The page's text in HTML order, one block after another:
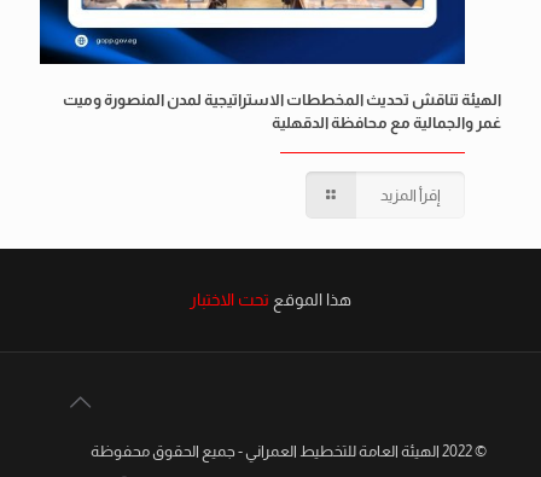
الهيئة تناقش تحديث المخططات الاستراتيجية لمدن المنصورة وميت
غمر والجمالية مع محافظة الدقهلية
إقرأ المزيد
هذا الموقع تحت الاختبار
© 2022 الهيئة العامة للتخطيط العمراني - جميع الحقوق محفوظة